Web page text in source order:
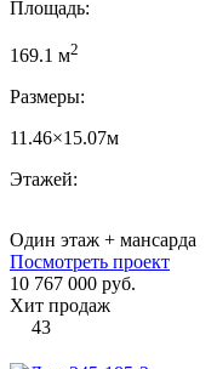
Площадь:
169.1 м2
Размеры:
11.46×15.07м
Этажей:
Один этаж + мансарда
Посмотреть проект
10 767 000 руб.
Хит продаж
43